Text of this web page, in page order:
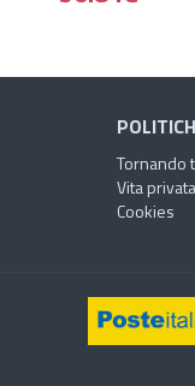
Tornando
Vita privata
Cookies